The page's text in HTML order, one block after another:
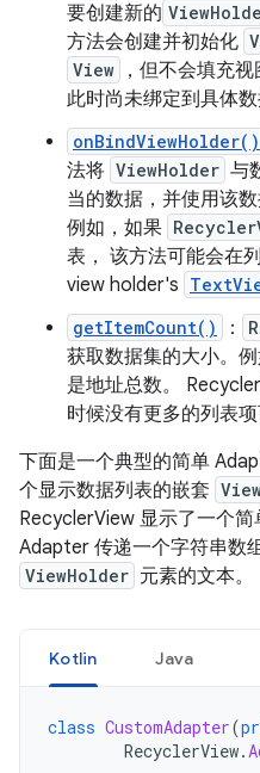
要创建新的
方法会创建并初始化
View ，但不会填充
此时尚未绑定到具体数
onBindViewHolder()
法将 ViewHolder 与
当的数据，并使用该
例如，如果
表， 该方法可能会在
view holder's
getItemCount() ：
获取数据集的大小。
是地址总数。
时候没有更多的列表项
下面是一个典型的简单
个显示数据列表的嵌套
RecyclerView 显示了一个
Adapter 传递一个字符串数
ViewHolder 元素的文本。
Kotlin Java
class CustomAdapter(
RecyclerView.